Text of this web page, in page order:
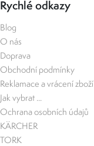
Rychlé odkazy
Blog
O nás
Doprava
Obchodní podmínky
Reklamace a vrácení zboží
Jak vybrat ...
Ochrana osobních údajů
KÄRCHER
TORK